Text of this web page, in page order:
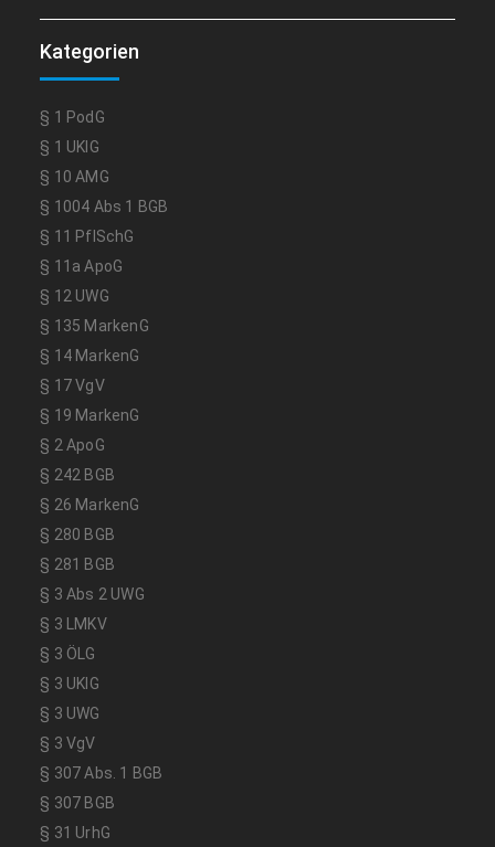
Kategorien
§ 1 PodG
§ 1 UKlG
§ 10 AMG
§ 1004 Abs 1 BGB
§ 11 PflSchG
§ 11a ApoG
§ 12 UWG
§ 135 MarkenG
§ 14 MarkenG
§ 17 VgV
§ 19 MarkenG
§ 2 ApoG
§ 242 BGB
§ 26 MarkenG
§ 280 BGB
§ 281 BGB
§ 3 Abs 2 UWG
§ 3 LMKV
§ 3 ÖLG
§ 3 UKlG
§ 3 UWG
§ 3 VgV
§ 307 Abs. 1 BGB
§ 307 BGB
§ 31 UrhG